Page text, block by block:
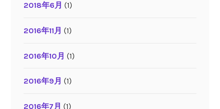
2018年6月 (1)
2016年11月 (1)
2016年10月 (1)
2016年9月 (1)
2016年7月 (1)